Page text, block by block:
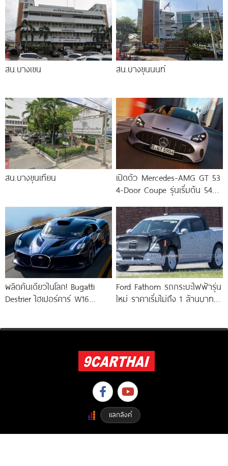
สน.บางเขน สน.บางขุนนนท์
สน.บางขุนเทียน
เปิดตัว Mercedes-AMG GT 53
4-Door Coupe รุ่นเริ่มต้น 544
ผลิตคันเดียวในโลก! Bugatti
Destrier ไฮเปอร์คาร์ W16
Ford Fathom รถกระบะไฟฟ้ารุ่น
ใหม่ ราคาเริ่มไม่ถึง 1 ล้านบาท !
แลกลิงค์